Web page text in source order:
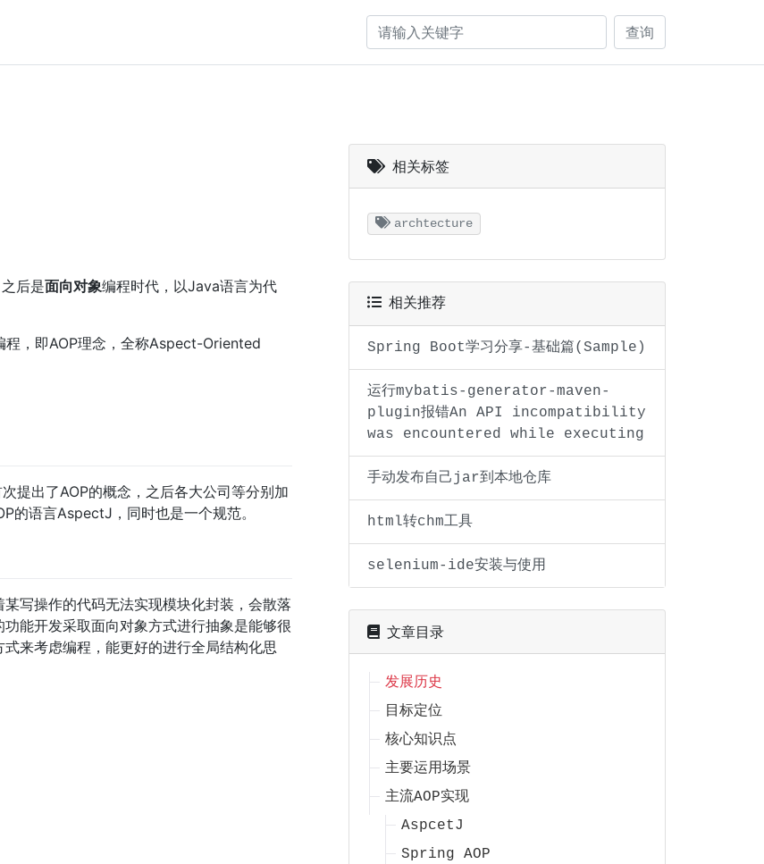
查询
后是面向对象编程时代，以Java语言为代
程，即AOP理念，全称Aspect-Oriented
提出了AOP的概念，之后各大公司等分别加
的语言AspectJ，同时也是一个规范。
写操作的代码无法实现模块化封装，会散落
能开发采取面向对象方式进行抽象是能够很
来考虑编程，能更好的进行全局结构化思
相关标签
archtecture
相关推荐
Spring Boot学习分享-基础篇(Sample)
运行mybatis-generator-maven-
plugin报错An API incompatibility
was encountered while executing
手动发布自己jar到本地仓库
html转chm工具
selenium-ide安装与使用
文章目录
发展历史
目标定位
核心知识点
主要运用场景
主流AOP实现
AspcetJ
Spring AOP